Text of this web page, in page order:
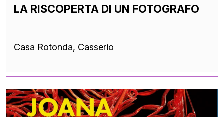
LA RISCOPERTA DI UN FOTOGRAFO
Casa Rotonda, Casserio